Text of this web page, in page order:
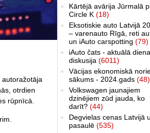
autoražotāja
otrdien
rūpnīcā.
Kārtējā avārija Jūrmalā
Circle K (18)
Eksotiskie auto Latvijā
– varenauto Rīgā, reti
un iAuto carspotting (79)
iAuto čats - aktuālā
diskusija (6011)
Vācijas ekonomiskā
sākums - 2024.gads (48)
Volkswagen jaunajiem
dzinējiem zūd jauda, ko
darīt? (44)
Degvielas cenas Latvijā
pasaulē (535)